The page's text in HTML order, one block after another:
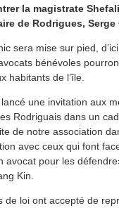
la magistrate
de Rodrigues, Serge
sera mise sur pied,
avocats bénévoles
habitants de l’île.
une invitation aux
Rodriguais dans un
de notre association
avec ceux qui font
avocat pour les
Kin.
de loi ont accepté de